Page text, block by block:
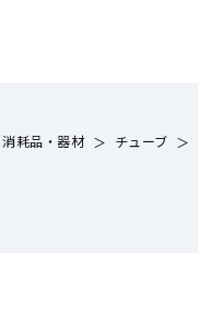
消耗品・器材 チューブ